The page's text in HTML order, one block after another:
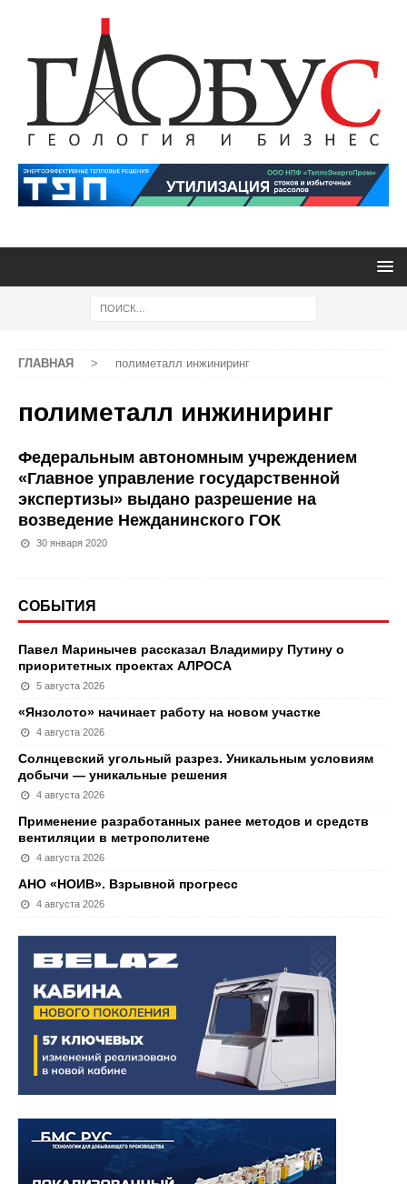
ГЛАВНАЯ > полиметалл инжиниринг
полиметалл инжиниринг
Федеральным автономным учреждением
«Главное управление государственной
экспертизы» выдано разрешение на
возведение Нежданинского ГОК
30 января 2020
СОБЫТИЯ
Павел Маринычев рассказал Владимиру Путину о
приоритетных проектах АЛРОСА
5 августа 2026
«Янзолото» начинает работу на новом участке
4 августа 2026
Солнцевский угольный разрез. Уникальным условиям
добычи — уникальные решения
4 августа 2026
Применение разработанных ранее методов и средств
вентиляции в метрополитене
4 августа 2026
АНО «НОИВ». Взрывной прогресс
4 августа 2026